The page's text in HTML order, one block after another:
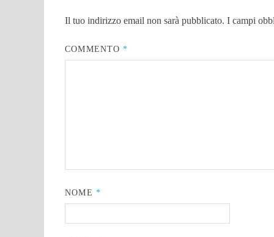
Il tuo indirizzo email non sarà pubblicato. I campi
COMMENTO *
NOME *